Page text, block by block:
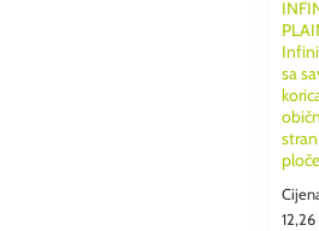
sa
ploče
12,26